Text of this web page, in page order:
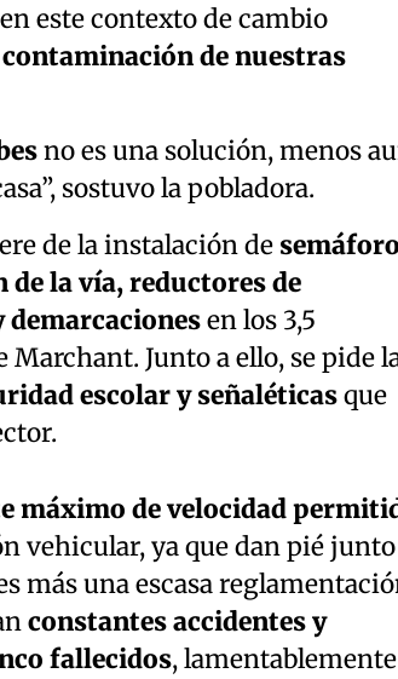
este contexto de cambio
de nuestras
no es una solución, menos
sostuvo la pobladora.
de la instalación de
la vía, reductores de
demarcacionesen los 3,5
Junto a ello, se pide
escolar y señaléticasque
máximo de velocidad
vehicular, ya que dan pié junto
más una escasa
constantes accidentes y
fallecidos,